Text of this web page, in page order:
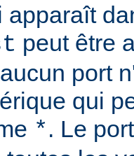
apparaît
peut être
port
qui
*. Le